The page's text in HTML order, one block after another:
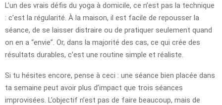
L’un des vrais défis du yoga à domicile, ce n’est pas la technique
: c’est la régularité. À la maison, il est facile de repousser la
séance, de se laisser distraire ou de pratiquer seulement quand
on en a “envie”. Or, dans la majorité des cas, ce qui crée des
résultats durables, c’est une routine simple et réaliste.
Si tu hésites encore, pense à ceci : une séance bien placée dans
ta semaine peut avoir plus d’impact que trois séances
improvisées. L’objectif n’est pas de faire beaucoup, mais de